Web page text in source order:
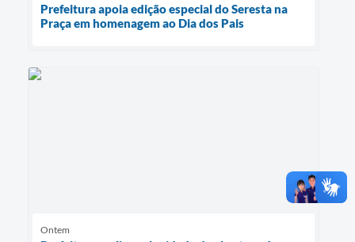
Prefeitura apoia edição especial do Seresta na
Praça em homenagem ao Dia dos Pais
Ontem